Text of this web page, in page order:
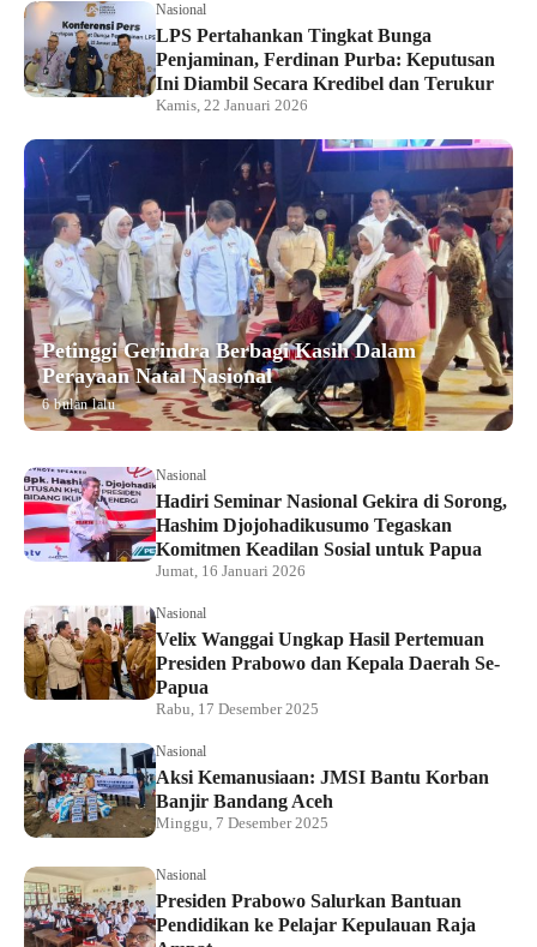
Nasional
LPS Pertahankan Tingkat Bunga
Penjaminan, Ferdinan Purba: Keputusan
Ini Diambil Secara Kredibel dan Terukur
Kamis, 22 Januari 2026
Petinggi Gerindra Berbagi Kasih Dalam
Perayaan Natal Nasional
6 bulan lalu
Nasional
Hadiri Seminar Nasional Gekira di Sorong,
Hashim Djojohadikusumo Tegaskan
Komitmen Keadilan Sosial untuk Papua
Jumat, 16 Januari 2026
Nasional
Velix Wanggai Ungkap Hasil Pertemuan
Presiden Prabowo dan Kepala Daerah Se-
Papua
Rabu, 17 Desember 2025
Nasional
Aksi Kemanusiaan: JMSI Bantu Korban
Banjir Bandang Aceh
Minggu, 7 Desember 2025
Nasional
Presiden Prabowo Salurkan Bantuan
Pendidikan ke Pelajar Kepulauan Raja